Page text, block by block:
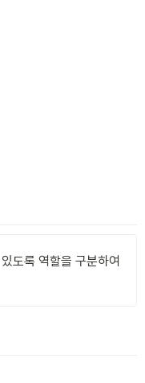
도록 역할을 구분하여